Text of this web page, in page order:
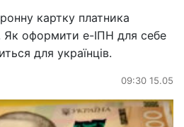
картку платника
Як оформити е-ІПН для себе
для українців.
09:30 15.05